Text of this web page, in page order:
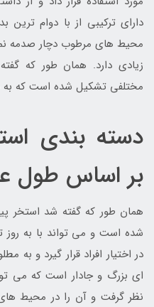
دارای ترکیبی از با دوام ترین
محیط های مرطوب دچار صدمه
زیادی دارد. همان طور که
مختلفی تشکیل شده است که به
دسته بندی
بر اساس طول
همان طور که گفته شد استخر
شده است و می تواند با به روز
در اختیار افراد قرار گیرد و به
ای بزرگ و جادار است که می
نظر گرفت و آن را در محیط